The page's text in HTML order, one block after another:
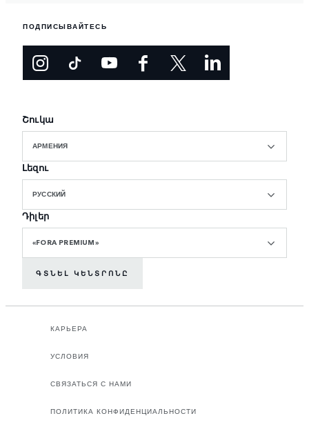
ПОДПИСЫВАЙТЕСЬ
Շուկա
АРМЕНИЯ
Լեզու
РУССКИЙ
Դիլեր
«FORA PREMIUM»
ԳՏՆԵԼ ԿԵՆՏՐՈՆԸ
КАРЬЕРА
УСЛОВИЯ
СВЯЗАТЬСЯ С НАМИ
ПОЛИТИКА КОНФИДЕНЦИАЛЬНОСТИ